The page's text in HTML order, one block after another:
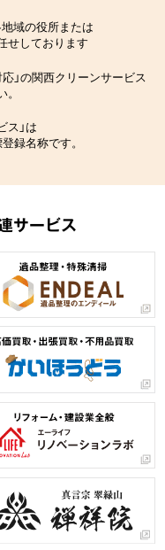
域の役所または
せしております
応」の関西クリーンサービス
ス」は
録名称です。
サービス